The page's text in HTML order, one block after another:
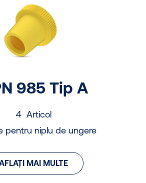
985 Tip A
4 Articol
pentru niplu de ungere
MAI MULTE